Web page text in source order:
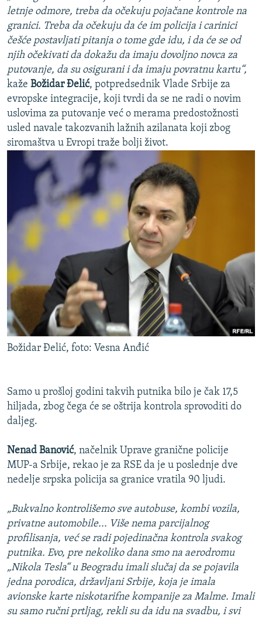
letnje odmore, treba da očekuju pojačane kontrole na
granici. Treba da očekuju da će im policija i carinici
češće postavljati pitanja o tome gde idu, i da će se od
njih očekivati da dokažu da imaju dovoljno novca za
putovanje, da su osigurani i da imaju povratnu kartu“,
kaže Božidar Đelić, potpredsednik Vlade Srbije za
evropske integracije, koji tvrdi da se ne radi o novim
uslovima za putovanje već o merama predostožnosti
usled navale takozvanih lažnih azilanata koji zbog
siromaštva u Evropi traže bolji život.
Božidar Đelić, foto: Vesna Anđić
Samo u prošloj godini takvih putnika bilo je čak 17,5
hiljada, zbog čega će se oštrija kontrola sprovoditi do
daljeg.
Nenad Banović, načelnik Uprave granične policije
MUP-a Srbije, rekao je za RSE da je u poslednje dve
nedelje srpska policija sa granice vratila 90 ljudi.
„Bukvalno kontrolišemo sve autobuse, kombi vozila,
privatne automobile... Više nema parcijalnog
profilisanja, već se radi pojedinačna kontrola svakog
putnika. Evo, pre nekoliko dana smo na aerodromu
„Nikola Tesla“ u Beogradu imali slučaj da se pojavila
jedna porodica, državljani Srbije, koja je imala
avionske karte niskotarifne kompanije za Malme. Imali
su samo ručni prtljag, rekli su da idu na svadbu, i svi